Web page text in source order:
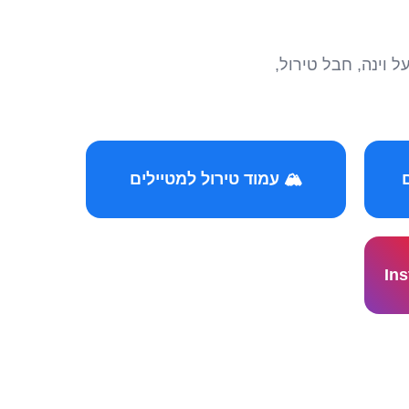
וינה, חבל טירול,
🏔️ עמוד טירול למטיילים